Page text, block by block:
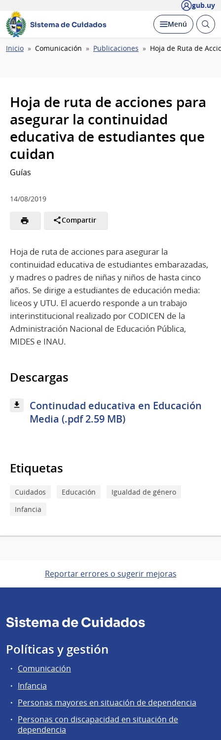
gub.uy
Sistema de Cuidados Desplegar
Menú Abrir
Ruta
Inicio Comunicación Publicaciones Hoja de Ruta de
Hoja de ruta de acciones para
asegurar la continuidad
educativa de estudiantes que
cuidan
Guías
14/08/2019
Compartir
Hoja de ruta de acciones para asegurar la
continuidad educativa de estudiantes embarazadas,
y madres o padres de niñas y niños de hasta cinco
años. Se dirige a estudiantes de educación media:
liceos y UTU. El acuerdo responde a un trabajo
interinstitucional realizado por CODICEN de la
Administración Nacional de Educación Pública,
MIDES e INAU.
Descargas
Continudad educativa en Educación
Media (.pdf 2.59 MB)
Etiquetas
Cuidados Educación
Igualdad de género
Infancia
Reportar errores o sugerir mejoras
Sistema de Cuidados
Políticas y gestión
Comunicación
Infancia
Personas mayores en situación de dependencia
Personas con discapacidad en situación de
dependencia